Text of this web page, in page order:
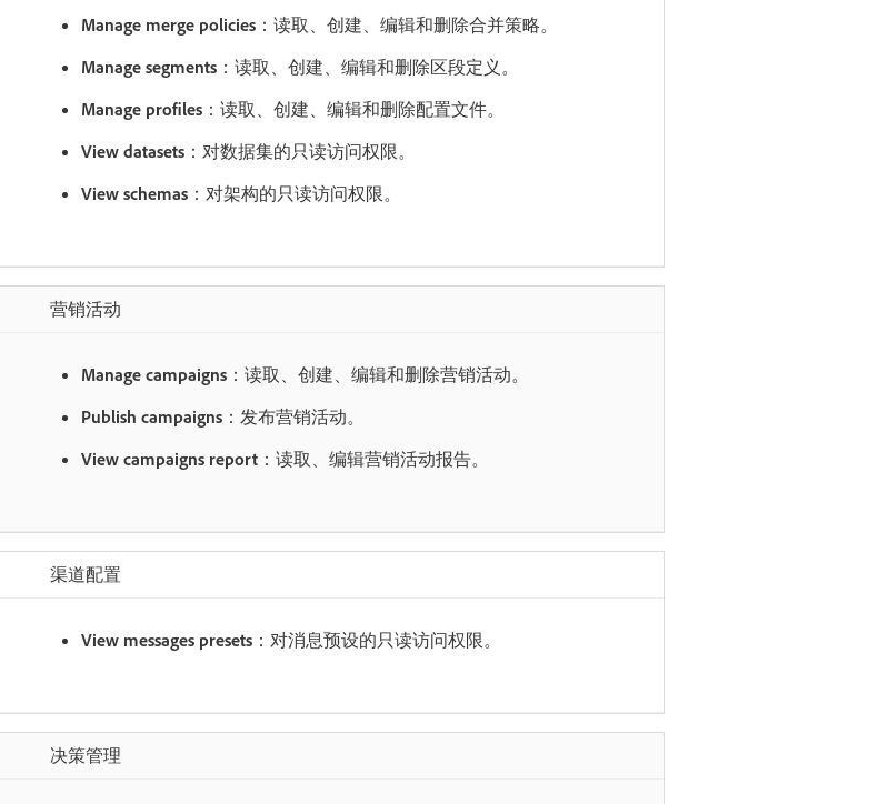
Manage merge policies ：读取、创建、编辑和删除合并策略。
Manage segments ：读取、创建、编辑和删除区段定义。
Manage profiles ：读取、创建、编辑和删除配置文件。
View datasets ：对数据集的只读访问权限。
View schemas ：对架构的只读访问权限。
营销活动
Manage campaigns ：读取、创建、编辑和删除营销活动。
Publish campaigns ：发布营销活动。
View campaigns report ：读取、编辑营销活动报告。
渠道配置
View messages presets ：对消息预设的只读访问权限。
决策管理